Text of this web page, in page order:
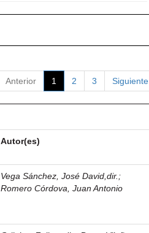
Anterior 1 2 3 Siguiente
Autor(es)
Vega Sánchez, José David,dir. ;
Romero Córdova, Juan Antonio